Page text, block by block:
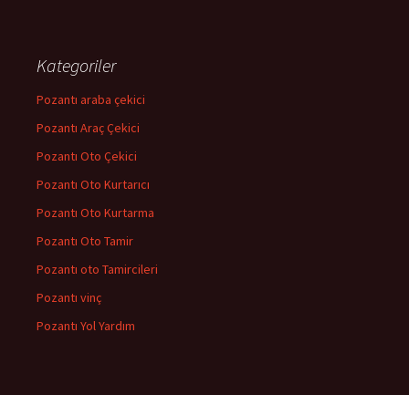
Kategoriler
Pozantı araba çekici
Pozantı Araç Çekici
Pozantı Oto Çekici
Pozantı Oto Kurtarıcı
Pozantı Oto Kurtarma
Pozantı Oto Tamir
Pozantı oto Tamircileri
Pozantı vinç
Pozantı Yol Yardım